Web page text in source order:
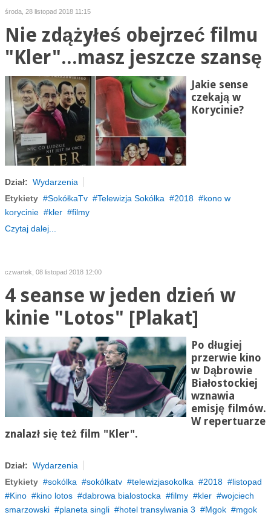
środa, 28 listopad 2018 11:15
Nie zdążyłeś obejrzeć filmu
"Kler"...masz jeszcze szansę
Jakie sense
czekają w
Korycinie?
Dział: Wydarzenia
Etykiety
SokółkaTv Telewizja Sokółka 2018
kono w
korycinie
kler
filmy
Czytaj dalej...
czwartek, 08 listopad 2018 12:00
4 seanse w jeden dzień w
kinie "Lotos" [Plakat]
Po długiej
przerwie kino
w Dąbrowie
Białostockiej
wznawia
emisję filmów.
W repertuarze
znalazł się też film "Kler".
Dział: Wydarzenia
Etykiety
sokólka sokólkatv telewizjasokolka 2018
listopad
Kino
kino lotos dabrowa bialostocka filmy kler
wojciech
smarzowski
planeta singli hotel transylwania 3 Mgok
mgok